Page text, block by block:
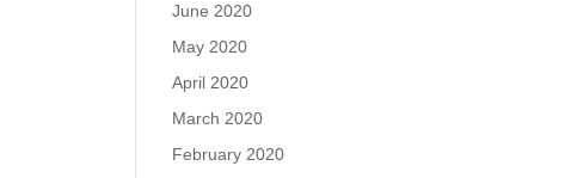
June 2020
May 2020
April 2020
March 2020
February 2020